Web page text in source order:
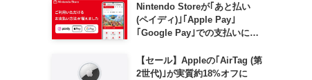
Nintendo Storeが｢あと払い
(ペイディ)｣｢Apple Pay｣
｢Google Pay｣での支払いに対
【セール】Appleの｢AirTag (第
2世代)｣が実質約18%オフに